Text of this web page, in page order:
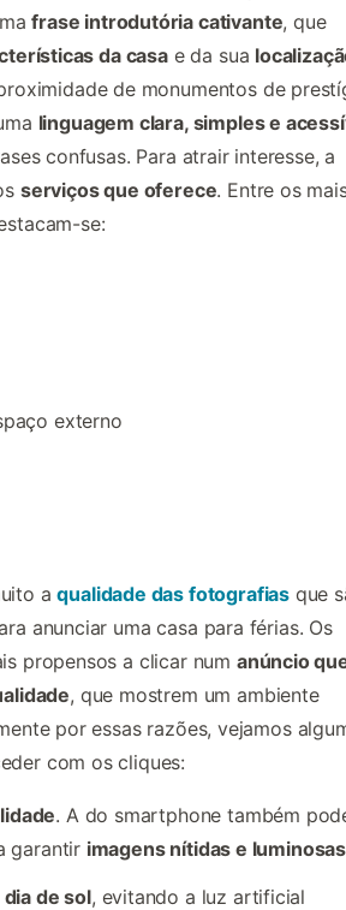
frase introdutória cativante, que
da casae da sua
de monumentos de
linguagem clara, simples e
confusas. Para atrair interesse, a
serviços que oferece. Entre os
se:
externo
aqualidade das fotografias que
anunciar uma casa para férias. Os
propensos a clicar num anúncio
, que mostrem um ambiente
por essas razões, vejamos
com os cliques:
. A do smartphone também
garantir imagens nítidas e luminosas
dia de sol, evitando a luz artificial